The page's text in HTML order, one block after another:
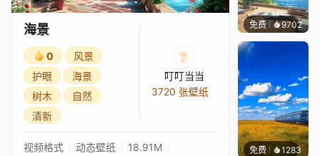
海景
0
风景
护眼
海景
树木
自然
清新
叮叮当当
3720 张壁纸
视频格式 动态壁纸
18.91M
免费 9702叮叮
免费 1283叮叮